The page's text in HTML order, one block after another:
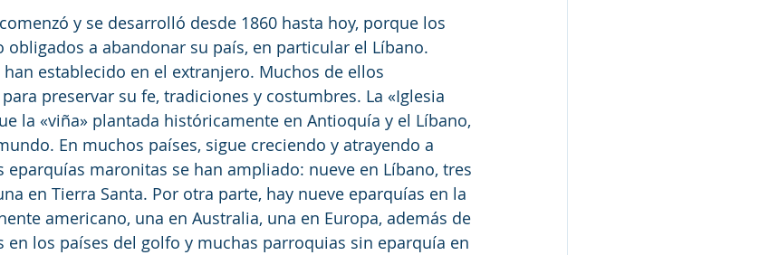
y se desarrolló desde 1860 hasta hoy, porque los
a abandonar su país, en particular el Líbano.
establecido en el extranjero. Muchos de ellos
preservar su fe, tradiciones y costumbres. La «Iglesia
la «viña» plantada históricamente en Antioquía y el Líbano,
En muchos países, sigue creciendo y atrayendo a
eparquías maronitas se han ampliado: nueve en Líbano, tres
en Tierra Santa. Por otra parte, hay nueve eparquías en la
americano, una en Australia, una en Europa, además de
en los países del golfo y muchas parroquias sin eparquía en